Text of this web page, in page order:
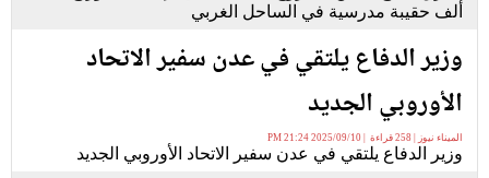
ألف حقيبة مدرسية في الساحل الغربي
وزير الدفاع يلتقي في عدن سفير الاتحاد
الأوروبي الجديد
الميناء نيوز | 258 قراءة | 2025/09/10 21:24 PM
وزير الدفاع يلتقي في عدن سفير الاتحاد الأوروبي الجديد